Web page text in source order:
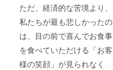
ただ、経済的な苦境より、
私たちが最も悲しかったの
は、目の前で喜んでお食事
を食べていただける「お客
様の笑顔」が見られなく